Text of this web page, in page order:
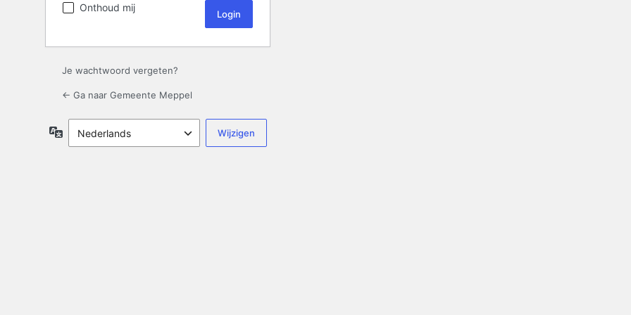
Onthoud mij
Je wachtwoord vergeten?
← Ga naar Gemeente Meppel
Taal